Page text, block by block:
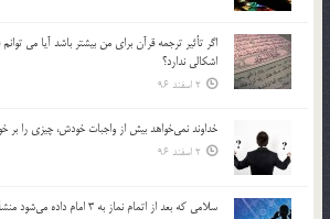
اگر تأثير ترجمه قرآن براي من بيشتر باشد آيا مي
اشكالي ندارد؟
2 اسفند 96
خداوند نمي‌خواهد بيش از واجبات خودش، چيزي را
2 اسفند 96
سلامي كه بعد از اتمام نماز به 3 امام داده مي‌شود منشأ آن چيست؟